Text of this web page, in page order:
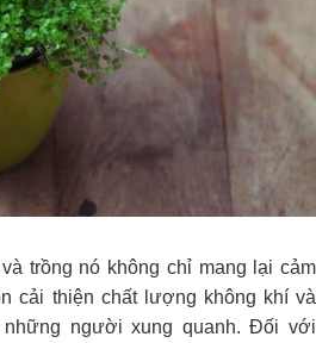
trồng nó không chỉ mang lại cảm
cải thiện chất lượng không khí và
người xung quanh. Đối với